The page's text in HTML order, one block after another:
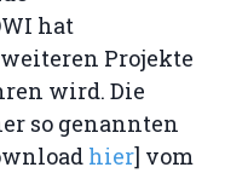
hat
Projekte
wird. Die
so genannten
hier] vom